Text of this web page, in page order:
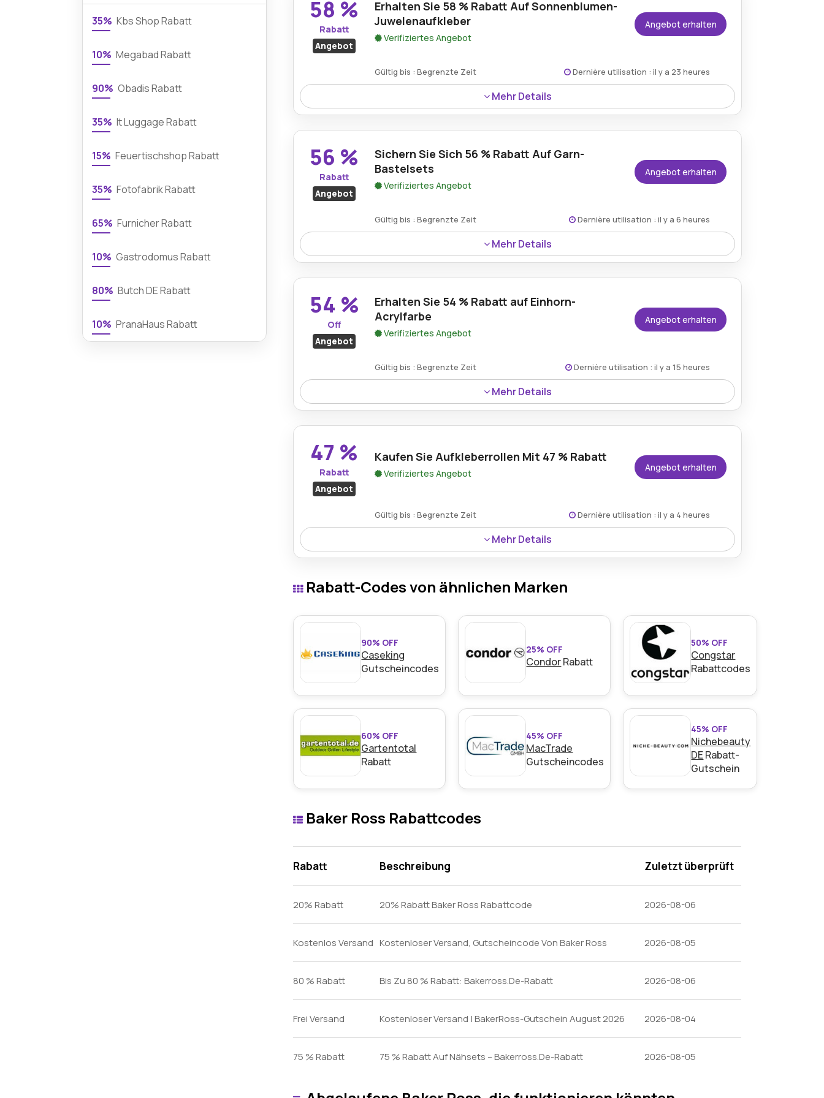
58 %
Rabatt
Angebot
Erhalten Sie 58 % Rabatt Auf Sonnenblumen-
Juwelenaufkleber
Verifiziertes Angebot
Angebot erhalten
Gültig bis : Begrenzte Zeit Dernière utilisation : il y a 23 heures
Mehr Details
Auf Sonnenblumen-Juwelenaufkleber wird ein Rabatt von 58 % gewährt. Dies ist eine großartige
Gelegenheit für Bastler, ihre Projekte mit wunderschönen, von der Natur inspirierten Designs zu
56 %
Rabatt
Angebot
Sichern Sie Sich 56 % Rabatt Auf Garn-
Bastelsets
Verifiziertes Angebot
Angebot erhalten
Gültig bis : Begrenzte Zeit Dernière utilisation : il y a 6 heures
Mehr Details
Käufer können sich einen Rabatt von 56 % auf Garn-Bastelsets sichern. Dies bietet die perfekte
Gelegenheit, sich mit farbenfrohem, hochwertigem Garn einzudecken und zu einem Bruchteil
54 %
Off
Angebot
Erhalten Sie 54 % Rabatt auf Einhorn-
Acrylfarbe
Verifiziertes Angebot
Angebot erhalten
Gültig bis : Begrenzte Zeit Dernière utilisation : il y a 15 heures
Mehr Details
Es gibt einen Rabatt von 54 % auf Einhorn-Acrylfarbe. Dies ist der ideale Zeitpunkt, um kreative
Malprojekte zu erkunden und lebendige Einhorn-Designs zu einem außergewöhnlichen Preis zum
47 %
Rabatt
Angebot
Kaufen Sie Aufkleberrollen Mit 47 % Rabatt
Verifiziertes Angebot
Angebot erhalten
Gültig bis : Begrenzte Zeit Dernière utilisation : il y a 4 heures
Mehr Details
Aufkleberrollen sind mit einem Rabatt von 47 % erhältlich, sodass Bastelbegeisterte eine Vielzahl
aufzuwerten, ohne zusätzliches Geld auszugeben.
Rabatt-Codes von ähnlichen Marken
90% OFF
Caseking
Gutscheincodes
25% OFF
CondorRabatt
50% OFF
Congstar
Rabattcodes
60% OFF
Gartentotal
Rabatt
45% OFF
MacTrade
Gutscheincodes
45% OFF
Nichebeauty
DERabatt-
Gutschein
Baker Ross Rabattcodes
Rabatt Beschreibung Zuletzt überprüft
20% Rabatt 20% Rabatt Baker Ross Rabattcode 2026-08-06
Kostenlos Versand Kostenloser Versand, Gutscheincode Von Baker Ross 2026-08-05
80 % Rabatt Bis Zu 80 % Rabatt: Bakerross.De-Rabatt 2026-08-06
Frei Versand Kostenloser Versand | BakerRoss-Gutschein August 2026 2026-08-04
75 % Rabatt 75 % Rabatt Auf Nähsets – Bakerross.De-Rabatt 2026-08-05
35% Kbs Shop Rabatt
10% Megabad Rabatt
90% Obadis Rabatt
35% It Luggage Rabatt
15% Feuertischshop Rabatt
35% Fotofabrik Rabatt
65% Furnicher Rabatt
10% Gastrodomus Rabatt
80% Butch DE Rabatt
10% PranaHaus Rabatt